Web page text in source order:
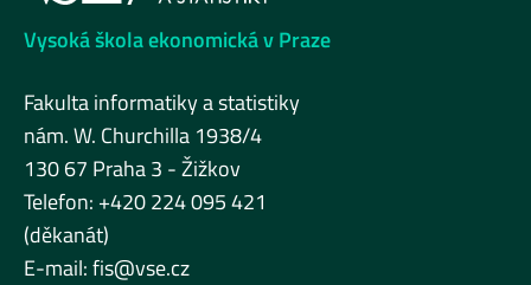
Vysoká škola ekonomická v Praze
Fakulta informatiky a statistiky
nám. W. Churchilla 1938/4
130 67 Praha 3 - Žižkov
Telefon: +420 224 095 421
(děkanát)
E-mail:fis@vse.cz